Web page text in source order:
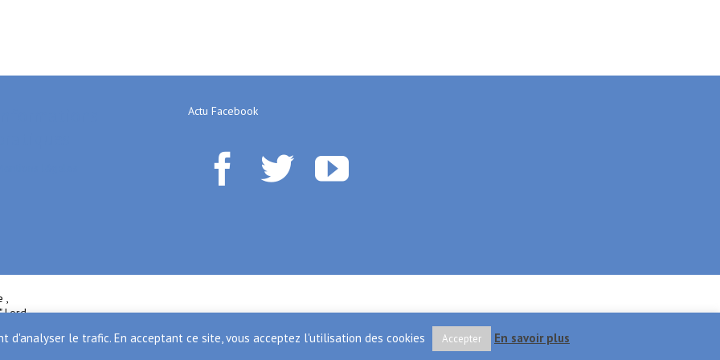
Actu Facebook
  
,
Lord
d'analyser le trafic. En acceptant ce site, vous acceptez l'utilisation des cookies Accepter En savoir plus